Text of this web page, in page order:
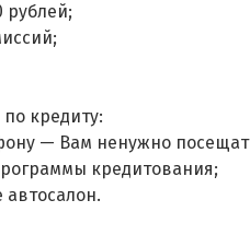
рублей;
кредиту:
— Вам ненужно
кредитования;